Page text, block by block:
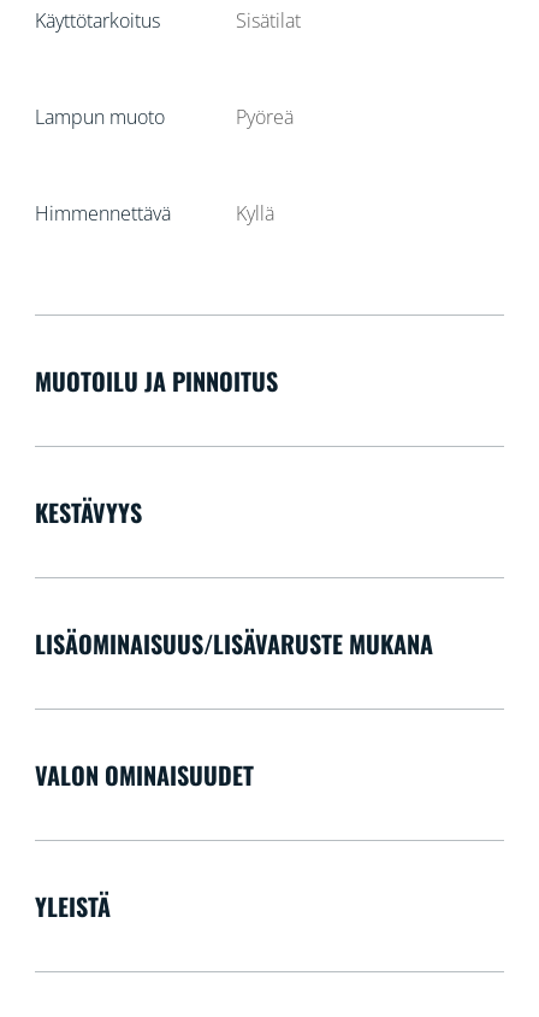
Käyttötarkoitus Sisätilat
Lampun muoto Pyöreä
Himmennettävä Kyllä
MUOTOILU JA PINNOITUS
KESTÄVYYS
LISÄOMINAISUUS/LISÄVARUSTE MUKANA
VALON OMINAISUUDET
YLEISTÄ